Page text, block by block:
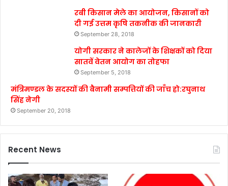
रबी किसान मेले का आयोजन, किसानों को
दी गई उत्तम कृषि तकनीक की जानकारी
September 28, 2018
योगी सरकार ने कालेजों के शिक्षकों को दिया
सातवें वेतन आयोग का तोहफा
September 5, 2018
मंत्रिमण्डल के सदस्यों की बैनामी सम्पत्तियों की जाँच हो:रघुनाथ
सिंह नेगी
September 20, 2018
Recent News